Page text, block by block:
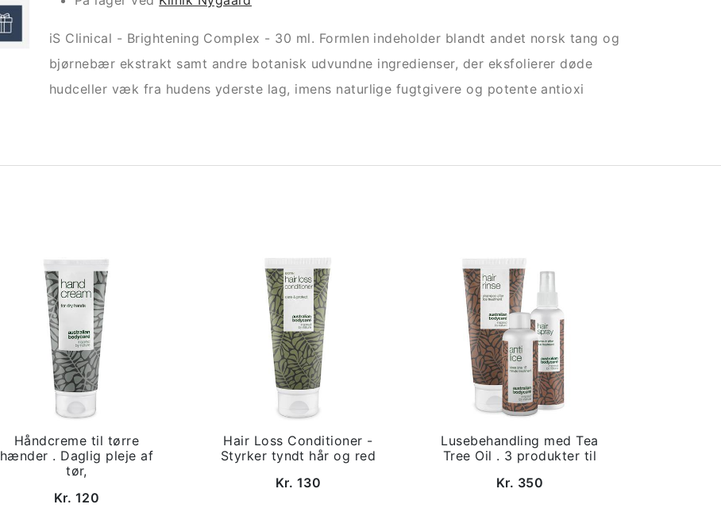
iS Clinical - Brightening Complex - 30 ml. Formlen indeholder blandt andet norsk tang og
bjørnebær ekstrakt samt andre botanisk udvundne ingredienser, der eksfolierer døde
hudceller væk fra hudens yderste lag, imens naturlige fugtgivere og potente antioxi
Håndcreme til tørre
hænder . Daglig pleje af
tør,
Kr. 120
Hair Loss Conditioner -
Styrker tyndt hår og red
Kr. 130
Lusebehandling med Tea
Tree Oil . 3 produkter til
Kr. 350